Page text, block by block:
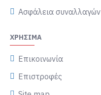
Ασφάλεια συναλλαγών
ΧΡΉΣΙΜΑ
Επικοινωνία
Επιστροφές